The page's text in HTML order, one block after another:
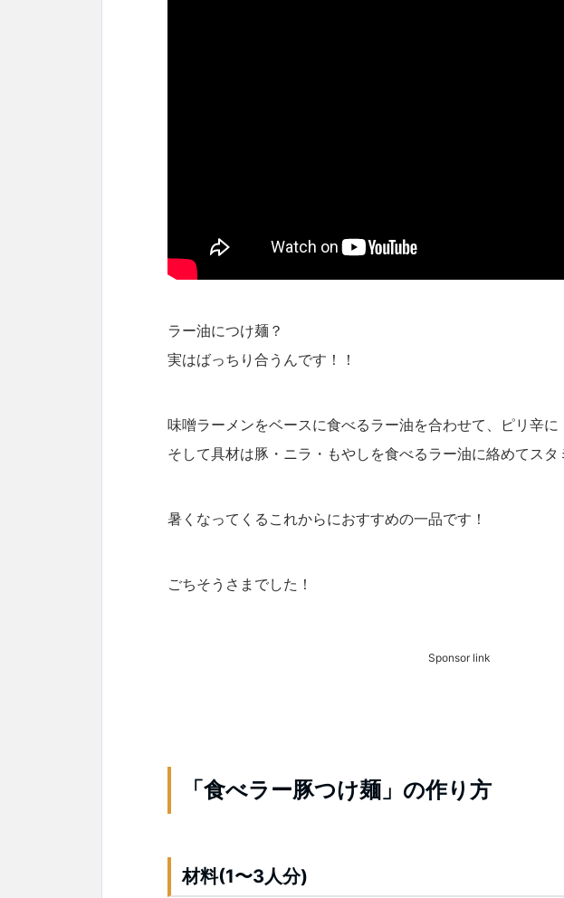
ラー油につけ麺？
実はばっちり合うんです！！
味噌ラーメンをベースに食べるラー油を合わせて、ピリ辛に
そして具材は豚・ニラ・もやしを食べるラー油に絡めてスタ
暑くなってくるこれからにおすすめの一品です！
ごちそうさまでした！
Sponsor link
「食べラー豚つけ麺」の作り方
材料(1〜3人分)